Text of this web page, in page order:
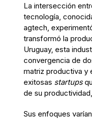
La intersección
tecnología,
agtech,
transformó la
Uruguay, esta
convergencia de
matriz productiva y
exitosas startups
de su
Sus enfoques